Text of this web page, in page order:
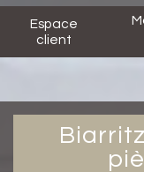
Espace
client
biarritz clémenceau - 2